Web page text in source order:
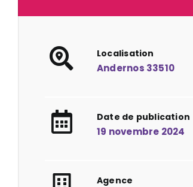
Localisation
Andernos 33510
Date de publication
19 novembre 2024
Agence